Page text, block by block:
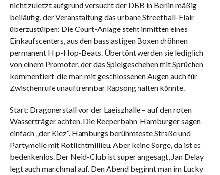
nicht zuletzt aufgrund versucht der DBB in Berlin mäßig
beiläufig, der Veranstaltung das urbane Streetball-Flair
überzustülpen: Die Court-Anlage steht inmitten eines
Einkaufscenters, aus den basslastigen Boxen dröhnen
permanent Hip-Hop-Beats. Übertönt werden sie lediglich
von einem Promoter, der das Spielgeschehen mit Sprüchen
kommentiert, die man mit geschlossenen Augen auch für
Zwischenrufe unauftrennbar Rapsong halten könnte.
Start: Dragonerstall vor der Laeiszhalle – auf den roten
Wasserträger achten. Die Reeperbahn, Hamburger sagen
einfach „der Kiez“. Hamburgs berühmteste Straße und
Partymeile mit Rotlichtmillieu. Aber keine Sorge, da ist es
bedenkenlos. Der Neid-Club ist super angesagt, Jan Delay
legt auch manchmal auf. Den Abend beginnt man im Lucky